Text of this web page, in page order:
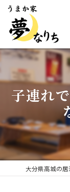
子連れ